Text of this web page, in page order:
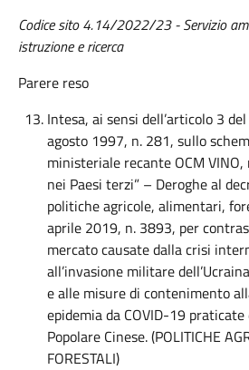
Codice sito 4.14/2022/23 - Servizio
istruzione e ricerca
Parere reso
Intesa, ai sensi dell’articolo 3
agosto 1997, n. 281, sullo
ministeriale recante OCM
nei Paesi terzi” – Deroghe al
politiche agricole, alimentari,
aprile 2019, n. 3893, per
mercato causate dalla crisi
all’invasione militare
e alle misure di contenimento
epidemia da COVID-19
Popolare Cinese. (POLITICHE
FORESTALI)